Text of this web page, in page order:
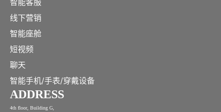
智能客服
线下营销
智能座舱
短视频
聊天
智能手机/手表/穿戴设备
ADDRESS
4th floor, Building G,